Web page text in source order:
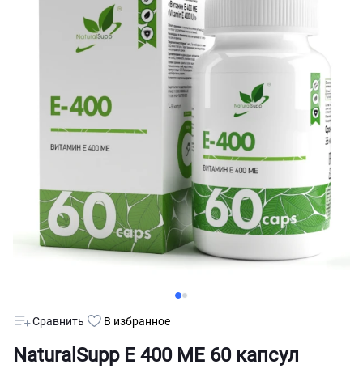
NaturalSupp Е 400 МЕ 60 капсул
Сравнить В избранное